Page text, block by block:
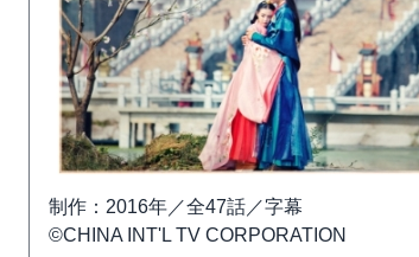
制作：2016年／全47話／字幕
©CHINA INT'L TV CORPORATION